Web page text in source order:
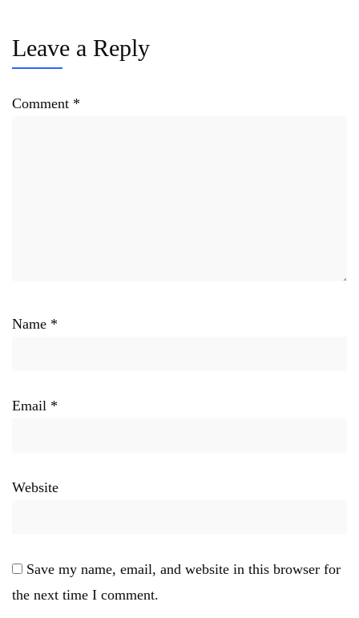
Leave a Reply
Comment *
Name *
Email *
Website
Save my name, email, and website in this browser for
the next time I comment.